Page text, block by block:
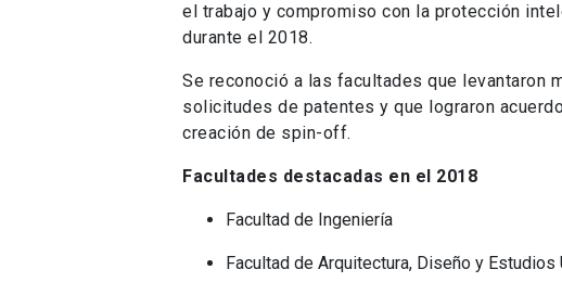
el trabajo y compromiso con la protección
durante el 2018.
Se reconoció a las facultades que levantaron
solicitudes de patentes y que lograron
creación de spin-off.
Facultades destacadas en el 2018
Facultad de Ingeniería
Facultad de Arquitectura, Diseño y Estudios